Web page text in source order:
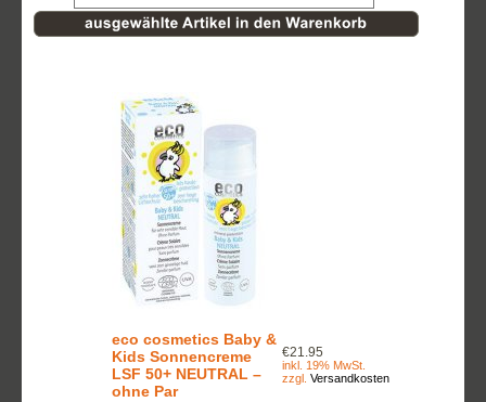
eco cosmetics Baby &
Kids Sonnencreme
LSF 50+ NEUTRAL –
ohne Par
€21.95
inkl. 19% MwSt.
zzgl. Versandkosten